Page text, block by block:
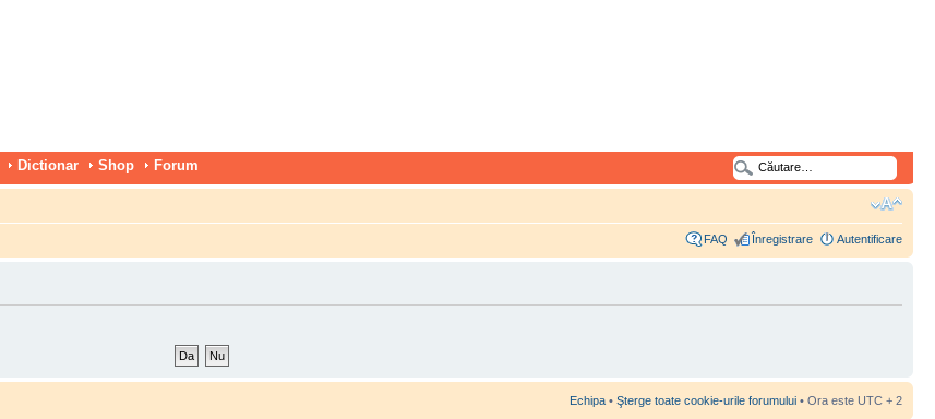
Dictionar Shop Forum
FAQ Înregistrare Autentificare
Echipa • Şterge toate cookie-urile forumului • Ora este UTC + 2